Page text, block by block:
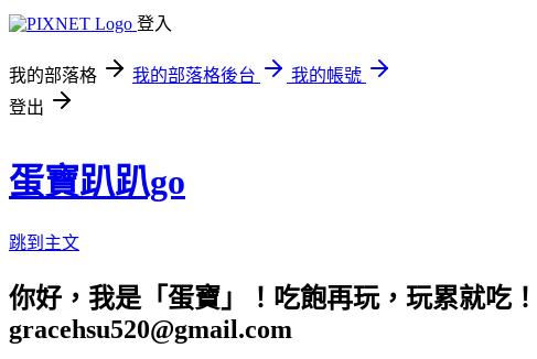
登入
我的部落格 我的部落格後台
我的帳號
登出
蛋寶趴趴go
跳到主文
你好，我是「蛋寶」！吃飽再玩，玩累就吃
gracehsu520@gmail.com